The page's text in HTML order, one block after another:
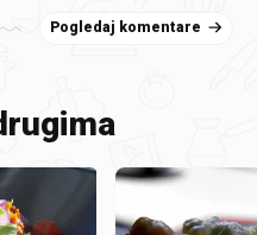
Pogledaj komentare